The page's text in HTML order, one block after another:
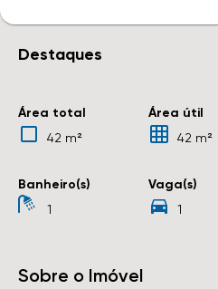
Destaques
Área total
42 m²
Área útil
42 m²
Banheiro(s)
1
Vaga(s)
1
Sobre o Imóvel